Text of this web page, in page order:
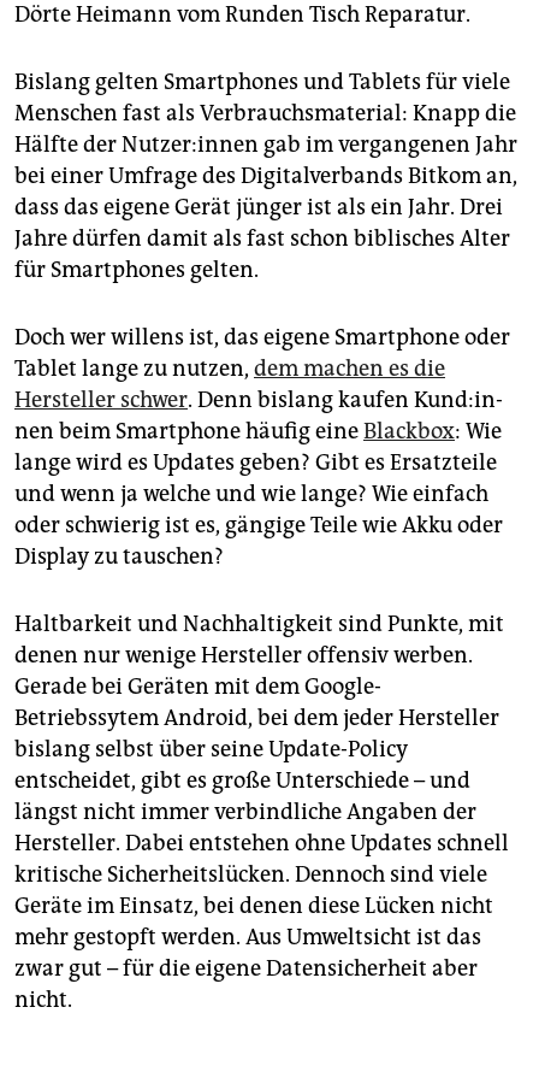
Dörte Heimann vom Runden Tisch Reparatur.
Bislang gelten Smartphones und Tablets für viele
Menschen fast als Verbrauchsmaterial: Knapp die
Hälfte der Nut­ze­r:in­nen gab im vergangenen Jahr
bei einer Umfrage des Digitalverbands Bitkom an,
dass das eigene Gerät jünger ist als ein Jahr. Drei
Jahre dürfen damit als fast schon biblisches Alter
für Smartphones gelten.
Doch wer willens ist, das eigene Smartphone oder
Tablet lange zu nutzen, dem machen es die
Hersteller schwer. Denn bislang kaufen Kun­d:in­
nen beim Smartphone häufig eineBlackbox: Wie
lange wird es Updates geben? Gibt es Ersatzteile
und wenn ja welche und wie lange? Wie einfach
oder schwierig ist es, gängige Teile wie Akku oder
Display zu tauschen?
Haltbarkeit und Nachhaltigkeit sind Punkte, mit
denen nur wenige Hersteller offensiv werben.
Gerade bei Geräten mit dem Google-
Betriebssytem Android, bei dem jeder Hersteller
bislang selbst über seine Update-Policy
entscheidet, gibt es große Unterschiede – und
längst nicht immer verbindliche Angaben der
Hersteller. Dabei entstehen ohne Updates schnell
kritische Sicherheitslücken. Dennoch sind viele
Geräte im Einsatz, bei denen diese Lücken nicht
mehr gestopft werden. Aus Umweltsicht ist das
zwar gut – für die eigene Datensicherheit aber
nicht.